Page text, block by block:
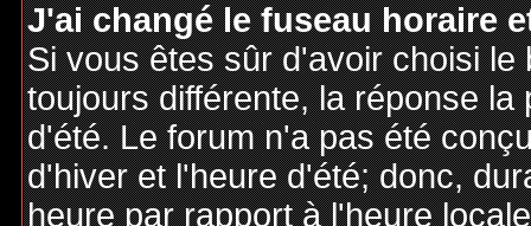
J'ai changé le fuseau horaire
Si vous êtes sûr d'avoir choisi
toujours différente, la réponse
d'été. Le forum n'a pas été
d'hiver et l'heure d'été; donc,
heure par rapport à l'heure